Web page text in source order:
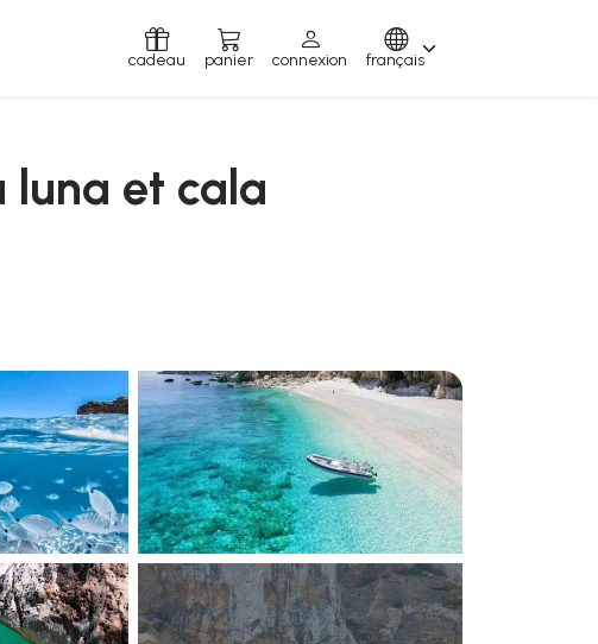
cadeau panier connexion français
luna et cala